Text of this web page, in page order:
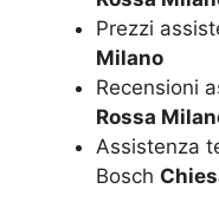
Prezzi
Milano
Recensioni
Rossa
Assistenza
Bosch